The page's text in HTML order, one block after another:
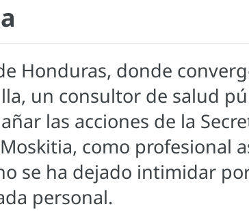
Honduras, donde
un consultor de salud
las acciones de la
como profesional
se ha dejado intimidar
personal.